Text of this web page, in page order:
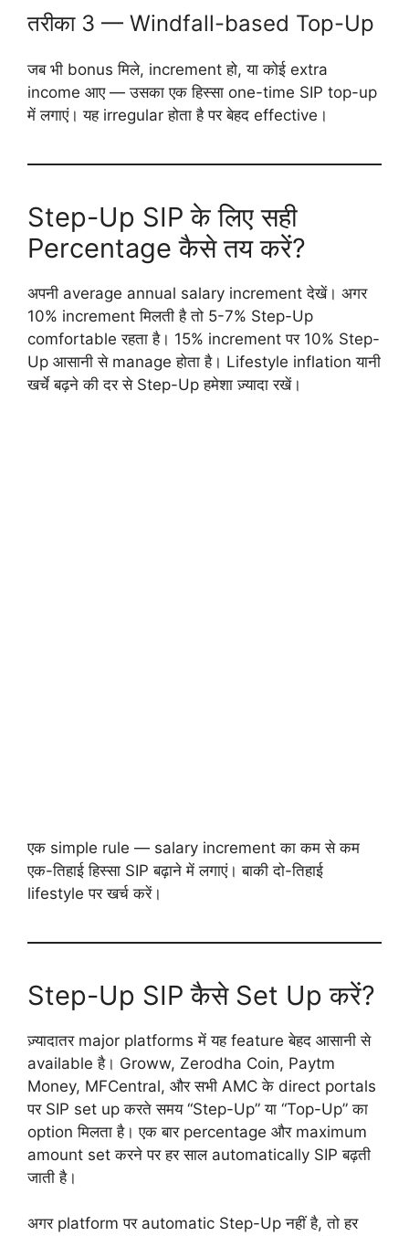
तरीका 3 — Windfall-based Top-Up
जब भी bonus मिले, increment हो, या कोई extra
income आए — उसका एक हिस्सा one-time SIP top-up
में लगाएं। यह irregular होता है पर बेहद effective।
Step-Up SIP के लिए सही
Percentage कैसे तय करें?
अपनी average annual salary increment देखें। अगर
10% increment मिलती है तो 5-7% Step-Up
comfortable रहता है। 15% increment पर 10% Step-
Up आसानी से manage होता है। Lifestyle inflation यानी
खर्चे बढ़ने की दर से Step-Up हमेशा ज़्यादा रखें।
एक simple rule — salary increment का कम से कम
एक-तिहाई हिस्सा SIP बढ़ाने में लगाएं। बाकी दो-तिहाई
lifestyle पर खर्च करें।
Step-Up SIP कैसे Set Up करें?
ज़्यादातर major platforms में यह feature बेहद आसानी से
available है। Groww, Zerodha Coin, Paytm
Money, MFCentral, और सभी AMC के direct portals
पर SIP set up करते समय “Step-Up” या “Top-Up” का
option मिलता है। एक बार percentage और maximum
amount set करने पर हर साल automatically SIP बढ़ती
जाती है।
अगर platform पर automatic Step-Up नहीं है, तो हर